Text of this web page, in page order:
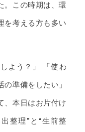
。この時期は、環
を考える方も多い
よう？」 「使わ
準備をしたい」
、本日はお片付け
整理”と“生前整